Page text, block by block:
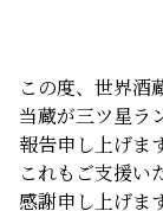
この度、世界酒
当蔵が三ツ星ラ
報告申し上げます
これもご支援い
感謝申し上げます